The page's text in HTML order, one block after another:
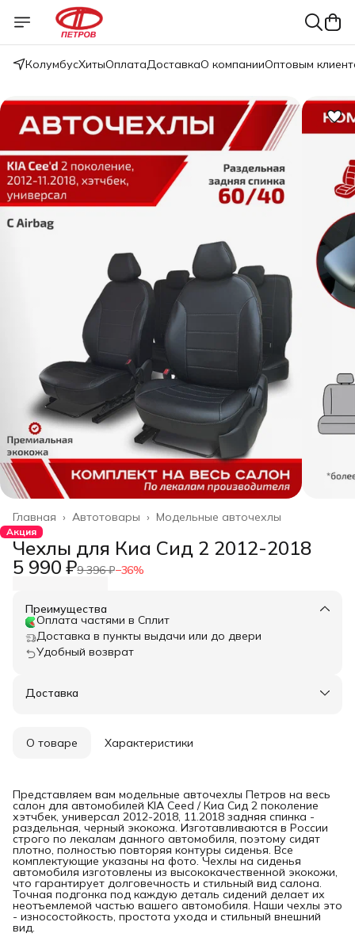
КолумбусХитыОплатаДоставкаО компанииОптовым
Модельные авточехлы
Автотовары ›
Главная ›
Акция
Чехлы для Киа Сид 2 2012-2018
5 990 ₽9 396 ₽−36%
Преимущества
Оплата частями в Сплит
Доставка в пункты выдачи или до двери
Удобный возврат
Доставка
О товаре Характеристики
Представляем вам модельные авточехлы Петров на весь
салон для автомобилей KIA Ceed / Киа Сид 2 поколение
хэтчбек, универсал 2012-2018, 11.2018 задняя спинка -
раздельная, черный экокожа. Изготавливаются в России
строго по лекалам данного автомобиля, поэтому сидят
плотно, полностью повторяя контуры сиденья. Все
комплектующие указаны на фото. Чехлы на сиденья
автомобиля изготовлены из высококачественной экокожи,
что гарантирует долговечность и стильный вид салона.
Точная подгонка под каждую деталь сидений делает их
неотъемлемой частью вашего автомобиля. Наши чехлы это
- износостойкость, простота ухода и стильный внешний
вид.